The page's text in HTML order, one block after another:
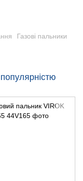
Газові пальники